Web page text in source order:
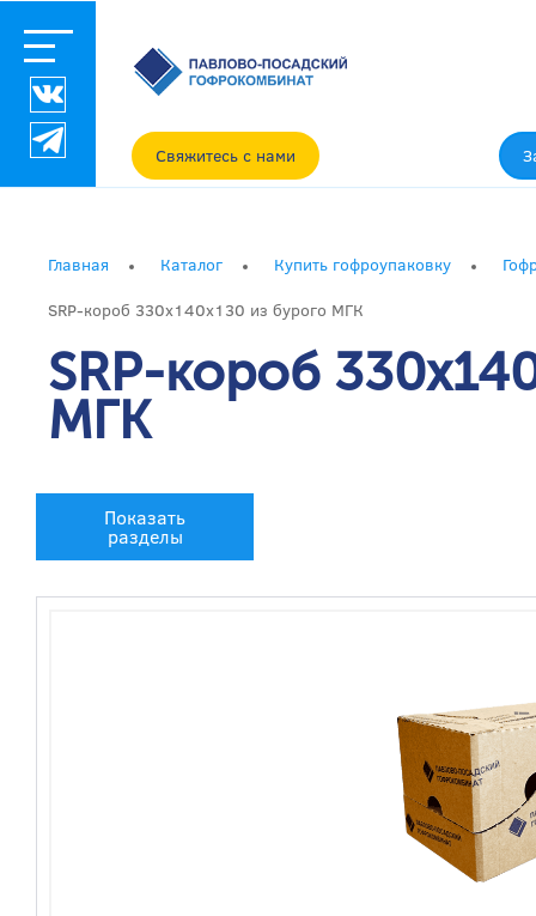
Свяжитесь с нами
Главная Каталог Купить гофроупаковку
SRP-короб 330x140x130 из бурого МГК
SRP-короб
МГК
Показать
разделы